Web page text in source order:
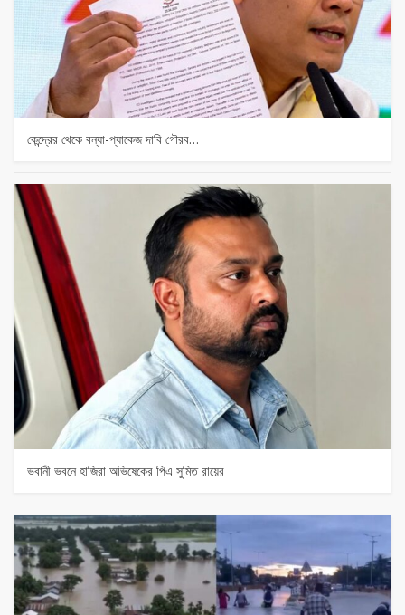
কেন্দ্রের থেকে বন্যা-প্যাকেজ দাবি গৌরব…
ভবানী ভবনে হাজিরা অভিষেকের পিএ সুমিত রায়ের